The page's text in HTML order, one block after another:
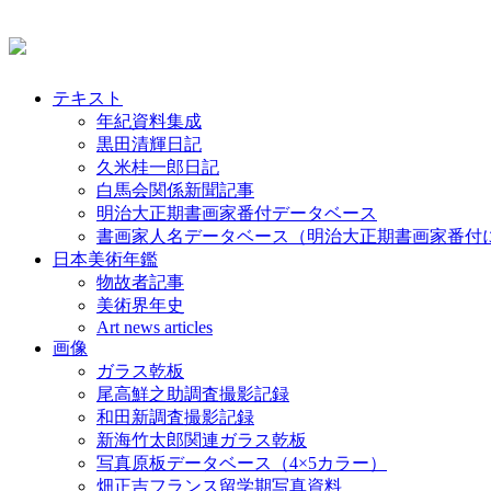
テキスト
年紀資料集成
黒田清輝日記
久米桂一郎日記
白馬会関係新聞記事
明治大正期書画家番付データベース
書画家人名データベース（明治大正期書画家番付
日本美術年鑑
物故者記事
美術界年史
Art news articles
画像
ガラス乾板
尾高鮮之助調査撮影記録
和田新調査撮影記録
新海竹太郎関連ガラス乾板
写真原板データベース（4×5カラー）
畑正吉フランス留学期写真資料